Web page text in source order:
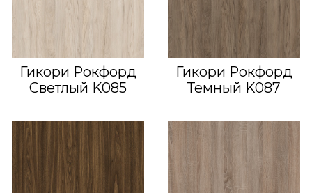
Гикори Рокфорд
Светлый K085
Гикори Рокфорд
Темный K087